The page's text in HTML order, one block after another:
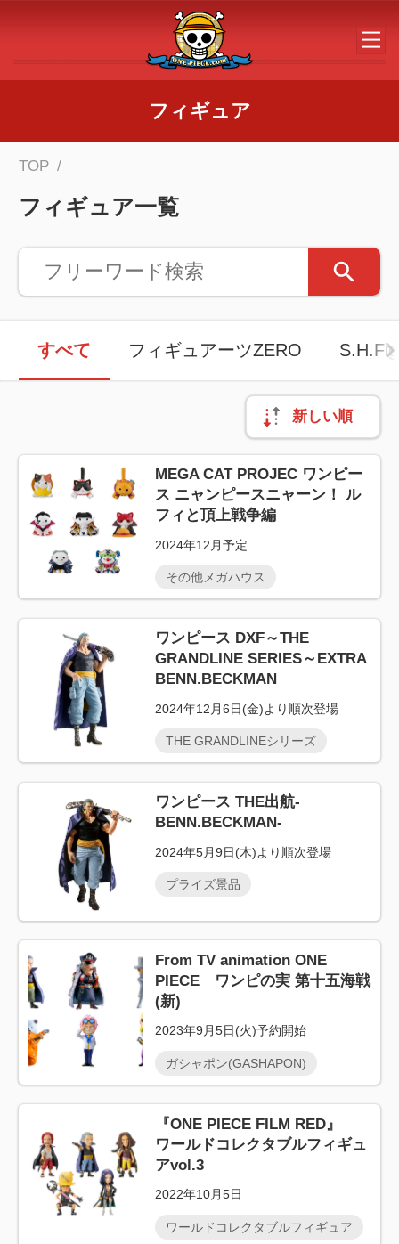
メインコンテンツへスキップする
フィギュア
TOP
フィギュア一覧
すべて フィギュアーツZERO
新しい順
MEGA CAT PROJEC ワンピー
ス ニャンピースニャーン！ ル
フィと頂上戦争編
2024年12月予定
その他メガハウス
ワンピース DXF～THE
GRANDLINE SERIES～EXTRA
BENN.BECKMAN
2024年12月6日(金)より順次登場
THE GRANDLINEシリーズ
ワンピース THE出航-
BENN.BECKMAN-
2024年5月9日(木)より順次登場
プライズ景品
From TV animation ONE
PIECE ワンピの実 第十五海戦
(新)
2023年9月5日(火)予約開始
ガシャポン(GASHAPON)
『ONE PIECE FILM RED』
ワールドコレクタブルフィギュ
アvol.3
2022年10月5日
ワールドコレクタブルフィギュア